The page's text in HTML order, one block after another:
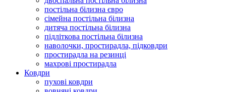
постільна білизна євро
сімейна постільна білизна
дитяча постільна білизна
підліткова постільна білизна
наволочки, простирадла, підковдри
простирадла на резинці
махрові простирадла
Ковдри
пухові ковдри